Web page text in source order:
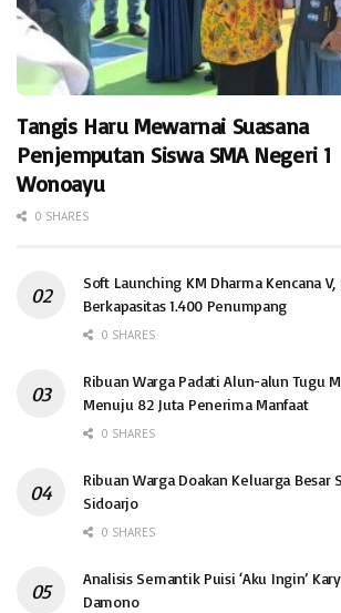
Tangis Haru Mewarnai Suasana
Penjemputan Siswa SMA Negeri 1
Wonoayu
0 SHARES
Soft Launching KM Dharma Kencana
Berkapasitas 1.400 Penumpang
0 SHARES
Ribuan Warga Padati Alun-alun Tugu
Menuju 82 Juta Penerima Manfaat
0 SHARES
Ribuan Warga Doakan Keluarga Besar
Sidoarjo
0 SHARES
Analisis Semantik Puisi ‘Aku Ingin’
Damono